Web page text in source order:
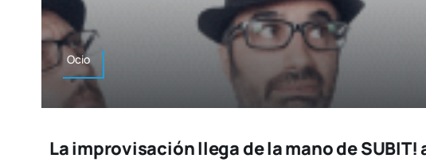
Ocio
La improvisación llega de la mano de SUBIT!